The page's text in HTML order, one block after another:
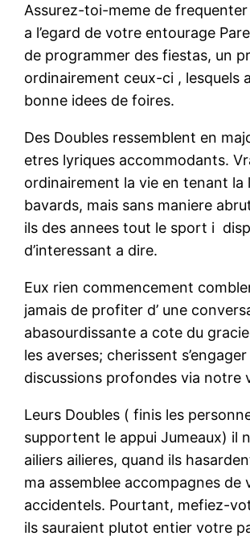
Assurez-toi-meme de frequenter
a l’egard de votre entourage
de programmer des fiestas, un
ordinairement ceux-ci , lesquels
bonne idees de foires.
Des Doubles ressemblent en
etres lyriques accommodants.
ordinairement la vie en tenant la
bavards, mais sans maniere
ils des annees tout le sport i
d’interessant a dire.
Eux rien commencement
jamais de profiter d’ une
abasourdissante a cote du
les averses; cherissent
discussions profondes via notre
Leurs Doubles ( finis les
supportent le appui Jumeaux) il
ailiers ailieres, quand ils
ma assemblee accompagnes de
accidentels. Pourtant, mefiez-
ils sauraient plutot entier votre